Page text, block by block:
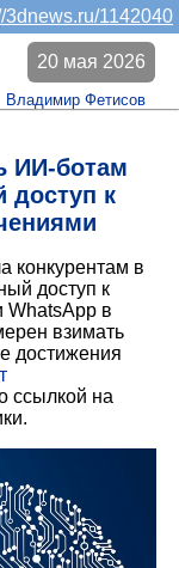
3dnews.ru/1142040
ИИ-ботам
доступ к
20 мая 2026
Владимир Фетисов
конкурентам в
доступ к
WhatsApp в
взимать
достижения
ссылкой на